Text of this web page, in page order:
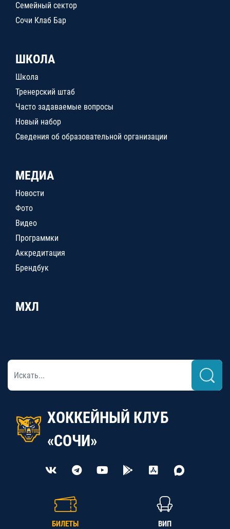
Семейный сектор
Сочи Клаб Бар
ШКОЛА
Школа
Тренерский штаб
Часто задаваемые вопросы
Новый набор
Сведения об образовательной организации
МЕДИА
Новости
Фото
Видео
Программки
Аккредитация
Брендбук
МХЛ
ХОККЕЙНЫЙ КЛУБ
«СОЧИ»
БИЛЕТЫ ВИП